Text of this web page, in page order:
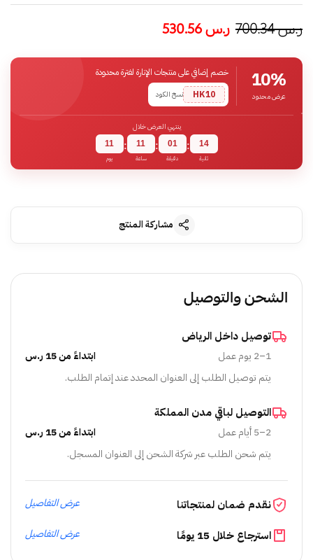
ر.س700.34 ر.س530.56
10%
عرض محدود
خصم إضافي على منتجات الإنارة لفترة محدودة
HK10
نسخ الكود
ينتهي العرض خلال
11
يوم
: 11
ساعة
: 01
دقيقة
: 13
ثانية
مشاركة المنتج
الشحن والتوصيل
توصيل داخل الرياض
1–2 يوم عمل
ابتداءً من 15 ر.س
يتم توصيل الطلب إلى العنوان المحدد عند إتمام الطلب.
التوصيل لباقي مدن المملكة
2–5 أيام عمل
ابتداءً من 15 ر.س
يتم شحن الطلب عبر شركة الشحن إلى العنوان المسجل.
نقدم ضمان لمنتجاتنا عرض التفاصيل
استرجاع خلال 15 يومًا عرض التفاصيل